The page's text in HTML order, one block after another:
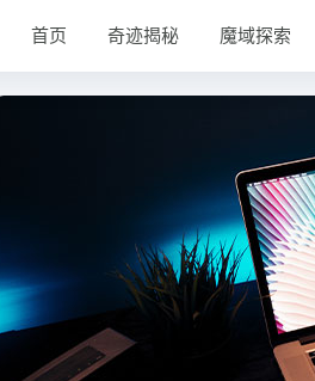
首页 奇迹揭秘 魔域探索